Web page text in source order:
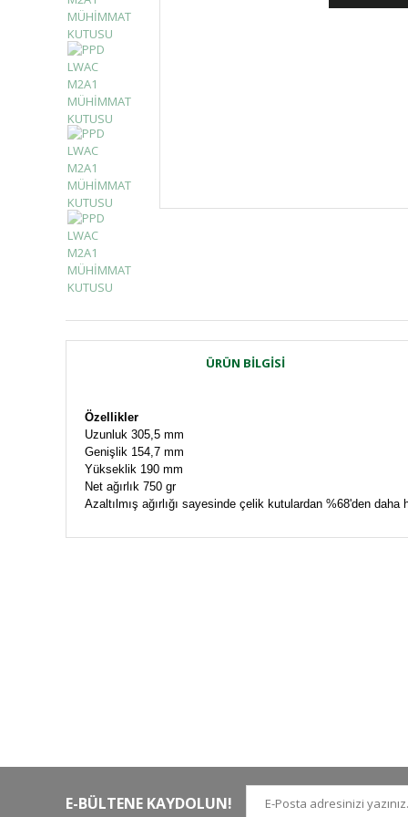
ÜRÜN BILGISI
Özellikler
Uzunluk 305,5 mm
Genişlik 154,7 mm
Yükseklik 190 mm
Net ağırlık 750 gr
Azaltılmış ağırlığı sayesinde çelik kutulardan %68'den daha
E-BÜLTENE KAYDOLUN!